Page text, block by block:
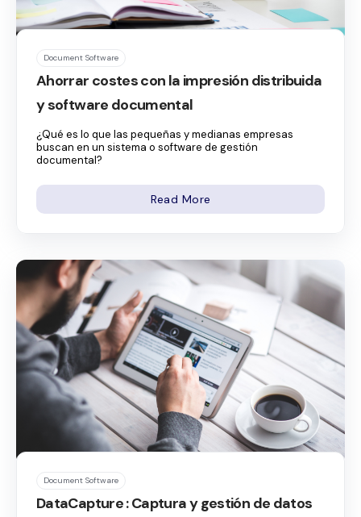
Document Software
Ahorrar costes con la impresión distribuida
y software documental
¿Qué es lo que las pequeñas y medianas empresas
buscan en un sistema o software de gestión
documental?
Read More
Document Software
DataCapture : Captura y gestión de datos